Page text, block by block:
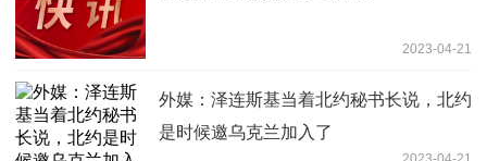
2023-04-21
外媒：泽连斯基当着北约秘书长说，北约
是时候邀乌克兰加入了